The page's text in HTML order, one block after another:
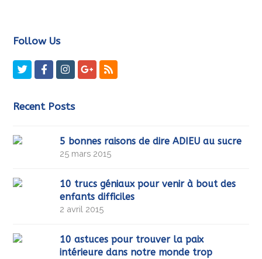
Follow Us
TwitterFacebookInstagramGooglePlus
RSS
Recent Posts
5 bonnes raisons de dire ADIEU au sucre
25 mars 2015
10 trucs géniaux pour venir à bout des
enfants difficiles
2 avril 2015
10 astuces pour trouver la paix
intérieure dans notre monde trop